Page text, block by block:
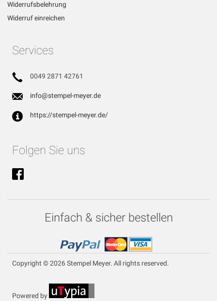
Widerrufsbelehrung
Widerruf einreichen
Services
0049 2871 42761
info@stempel-meyer.de
https://stempel-meyer.de/
Folgen Sie uns
Einfach & sicher bestellen
Copyright © 2026 Stempel Meyer. All rights reserved.
Powered by